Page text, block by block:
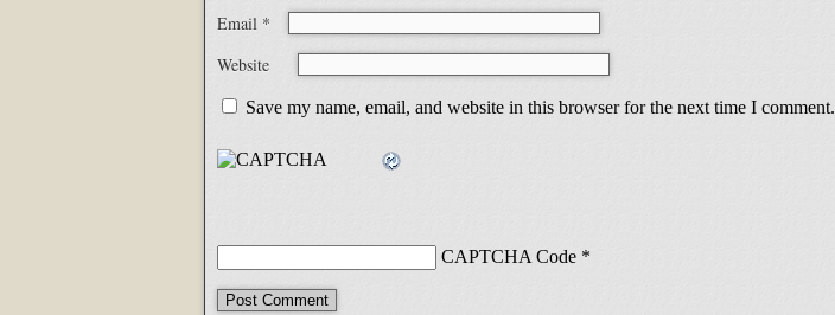
Email *
Website
Save my name, email, and website in this browser for the next time I comment.
CAPTCHA Code *